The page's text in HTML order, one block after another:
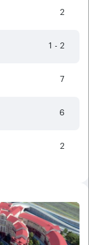
2
1 - 2
7
6
2